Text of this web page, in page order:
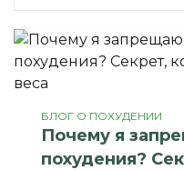
БЛОГ О ПОХУДЕНИИ
Почему я
похудения?